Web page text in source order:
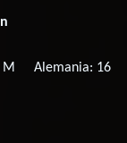
M Alemania: 16